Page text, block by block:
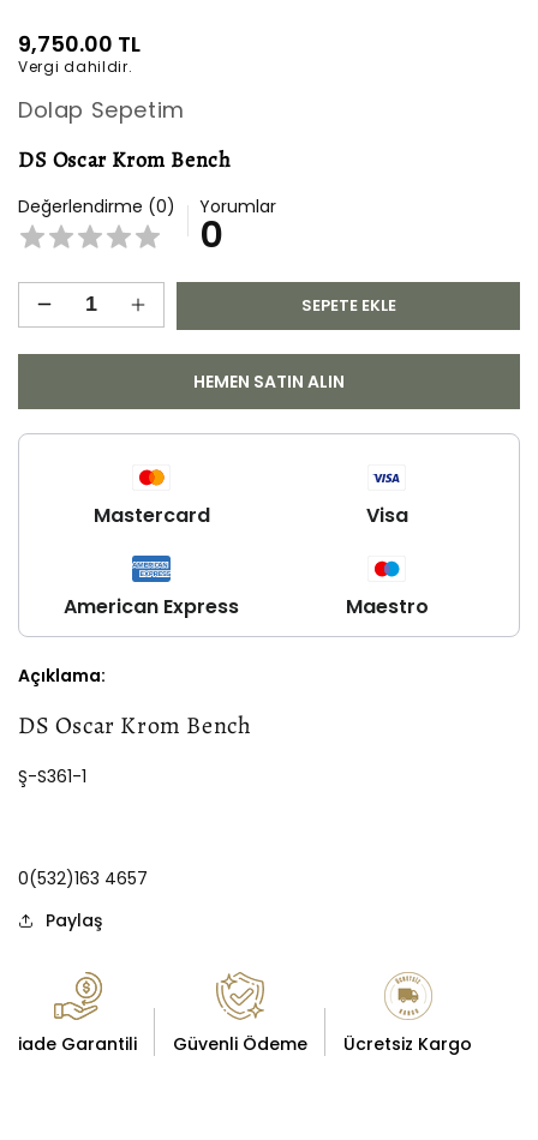
oynatın
Normal
fiyat
9,750.00 TL
Vergi dahildir.
Dolap Sepetim
DS Oscar Krom Bench
Değerlendirme (0) Yorumlar
0
için
adedi
DS
Bench
için
adedi
artırın
SEPETE EKLE
HEMEN SATIN ALIN
Mastercard Visa
American Express Maestro
Açıklama:
DS Oscar Krom Bench
Ş-S361-1
0(532)163 4657
Paylaş
iade Garantili Güvenli Ödeme Ücretsiz Kargo